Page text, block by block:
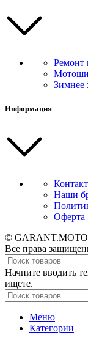
Ремонт
Зимнее
Информация
Наши
Оферта
© GARANT.MOTO
Все права
Начните вводить
ищете.
Меню
Категории